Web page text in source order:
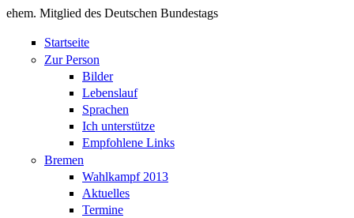
ehem. Mitglied des Deutschen Bundestags
Startseite
Zur Person
Bilder
Lebenslauf
Sprachen
Ich unterstütze
Empfohlene Links
Bremen
Wahlkampf 2013
Aktuelles
Termine